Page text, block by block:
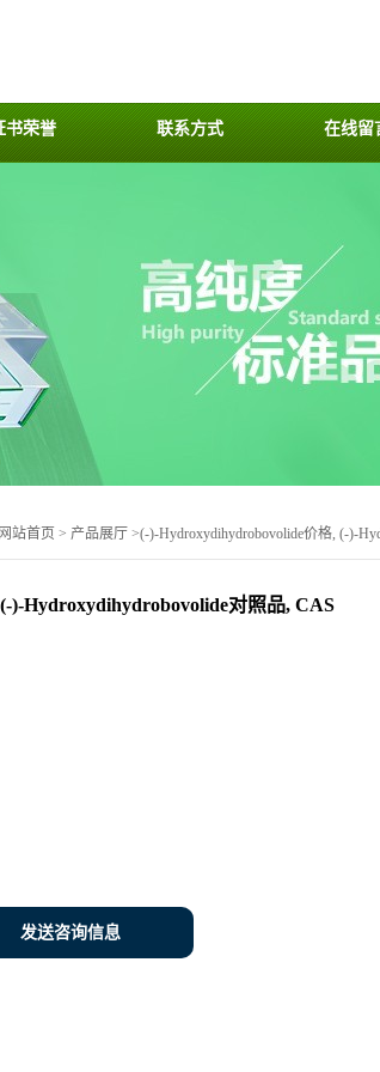
书荣誉 联系方式 在线留
网站首页 > 产品展厅 >(-)-Hydroxydihydrobovolide价格, (-)-
)-Hydroxydihydrobovolide对照品, CAS
发送咨询信息